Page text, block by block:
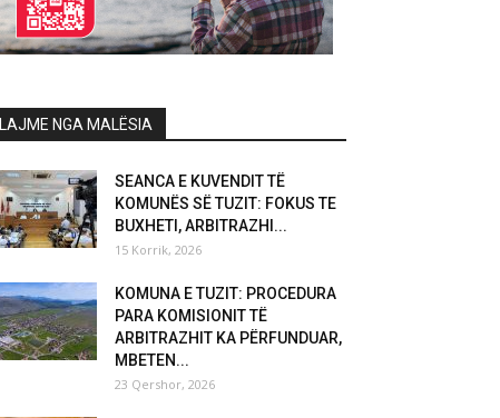
LAJME NGA MALËSIA
SEANCA E KUVENDIT TË
KOMUNËS SË TUZIT: FOKUS TE
BUXHETI, ARBITRAZHI...
15 Korrik, 2026
KOMUNA E TUZIT: PROCEDURA
PARA KOMISIONIT TË
ARBITRAZHIT KA PËRFUNDUAR,
MBETEN...
23 Qershor, 2026